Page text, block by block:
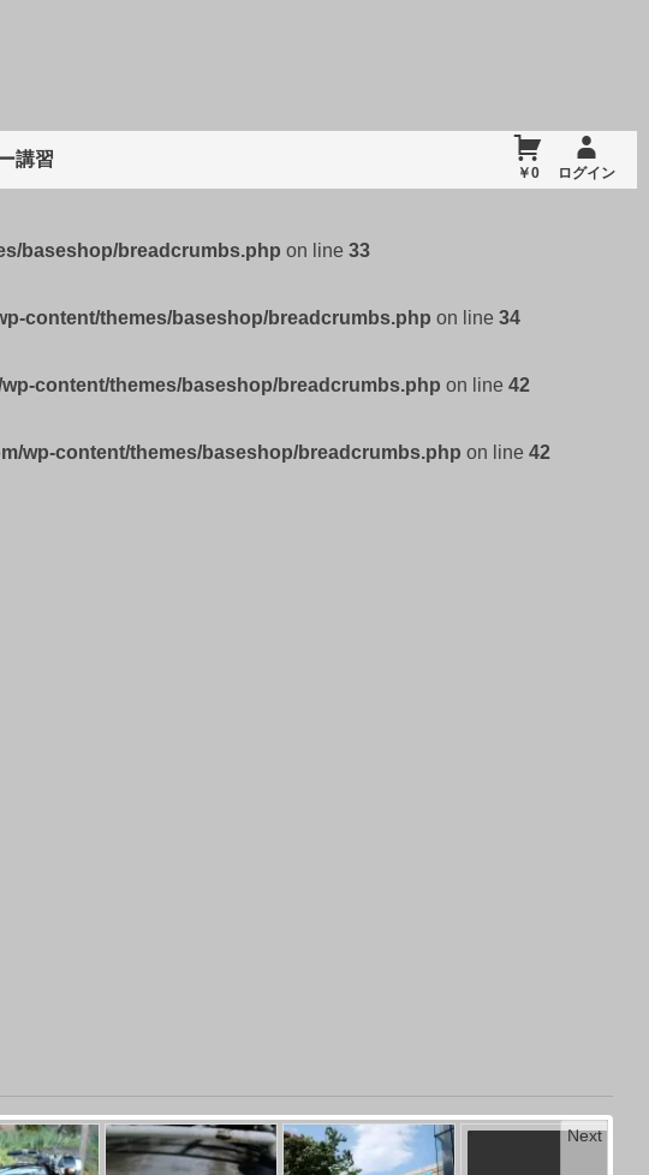
講習
￥0 ログイン
baseshop/breadcrumbs.php on line 33
content/themes/baseshop/breadcrumbs.php on line 34
content/themes/baseshop/breadcrumbs.php on line 42
wp-content/themes/baseshop/breadcrumbs.php on line 42
Next